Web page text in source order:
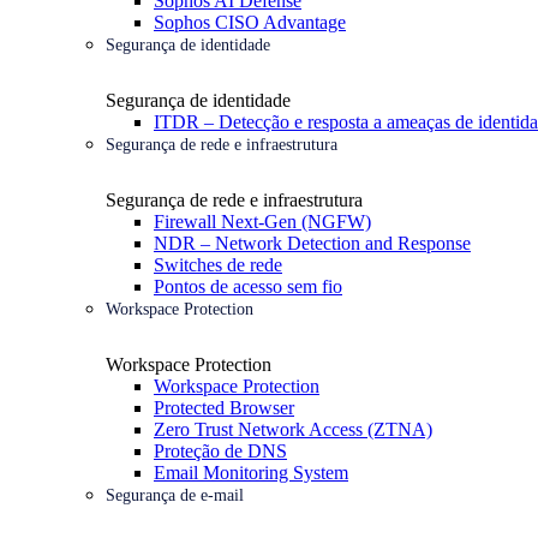
Sophos CISO Advantage
Segurança de identidade
Segurança de identidade
ITDR – Detecção e resposta a ameaças de
Segurança de rede e infraestrutura
Segurança de rede e infraestrutura
Firewall Next-Gen (NGFW)
NDR – Network Detection and Response
Switches de rede
Pontos de acesso sem fio
Workspace Protection
Workspace Protection
Workspace Protection
Protected Browser
Zero Trust Network Access (ZTNA)
Proteção de DNS
Email Monitoring System
Segurança de e-mail